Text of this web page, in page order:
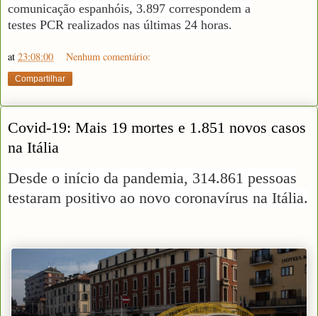
comunicação espanhóis, 3.897 correspondem a
testes PCR realizados nas últimas 24 horas.
at 23:08:00 Nenhum comentário:
Compartilhar
Covid-19: Mais 19 mortes e 1.851 novos casos
na Itália
Desde o início da pandemia, 314.861 pessoas
testaram positivo ao novo coronavírus na Itália.